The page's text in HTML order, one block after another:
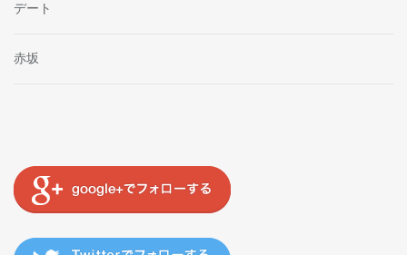
デート
赤坂